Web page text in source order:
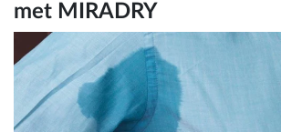
met MIRADRY